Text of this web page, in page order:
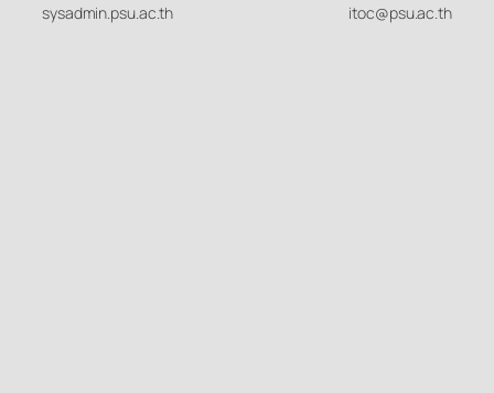
sysadmin.psu.ac.th itoc@psu.ac.th